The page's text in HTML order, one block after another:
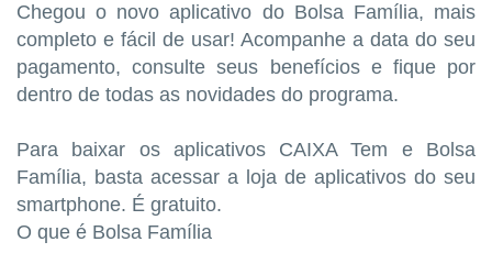
Chegou o novo aplicativo do Bolsa Família, mais
completo e fácil de usar! Acompanhe a data do seu
pagamento, consulte seus benefícios e fique por
dentro de todas as novidades do programa.
Para baixar os aplicativos CAIXA Tem e Bolsa
Família, basta acessar a loja de aplicativos do seu
smartphone. É gratuito.
O que é Bolsa Família